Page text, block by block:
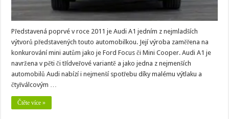
Představená poprvé v roce 2011 je Audi A1 jedním z nejmladších
výtvorů představených touto automobilkou. Její výroba zaměřena na
konkurování mini autům jako je Ford Focus či Mini Cooper. Audi A1 je
navržena v pěti či třídveřové variantě a jako jedna z nejmenších
automobilů Audi nabízí i nejmenší spotřebu díky malému výtlaku a
čtyřválcovým …
Čtěte více »